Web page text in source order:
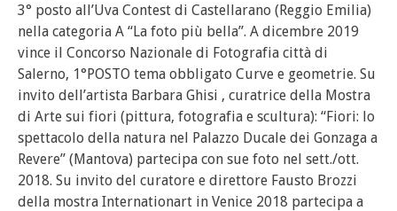
3° posto all’Uva Contest di Castellarano (Reggio Emilia)
nella categoria A “La foto più bella”. A dicembre 2019
vince il Concorso Nazionale di Fotografia città di
Salerno, 1°POSTO tema obbligato Curve e geometrie. Su
invito dell’artista Barbara Ghisi , curatrice della Mostra
di Arte sui fiori (pittura, fotografia e scultura): “Fiori: lo
spettacolo della natura nel Palazzo Ducale dei Gonzaga a
Revere” (Mantova) partecipa con sue foto nel sett./ott.
2018. Su invito del curatore e direttore Fausto Brozzi
della mostra Internationart in Venice 2018 partecipa a